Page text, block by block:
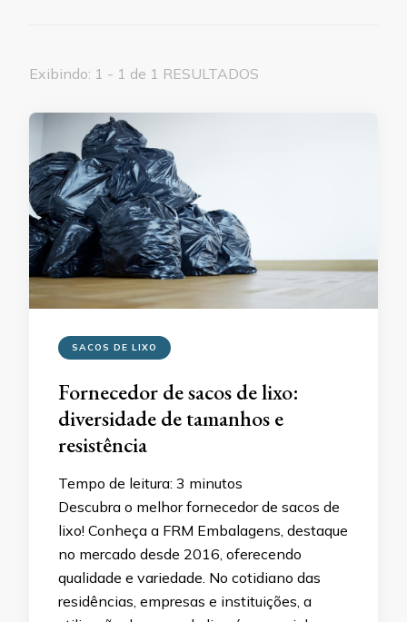
Exibindo: 1 - 1 de 1 RESULTADOS
SACOS DE LIXO
Fornecedor de sacos de lixo:
diversidade de tamanhos e
resistência
Tempo de leitura: 3 minutos
Descubra o melhor fornecedor de sacos de
lixo! Conheça a FRM Embalagens, destaque
no mercado desde 2016, oferecendo
qualidade e variedade. No cotidiano das
residências, empresas e instituições, a